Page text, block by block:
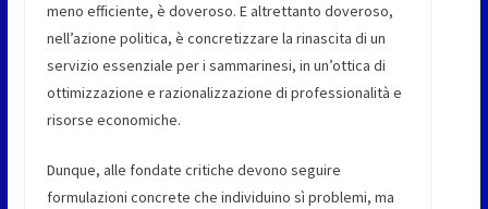
meno efficiente, è doveroso. E altrettanto doveroso,
nell’azione politica, è concretizzare la rinascita di un
servizio essenziale per i sammarinesi, in un’ottica di
ottimizzazione e razionalizzazione di professionalità e
risorse economiche.
Dunque, alle fondate critiche devono seguire
formulazioni concrete che individuino sì problemi, ma